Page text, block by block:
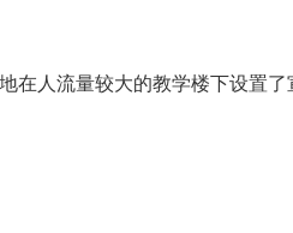
在人流量较大的教学楼下设置了